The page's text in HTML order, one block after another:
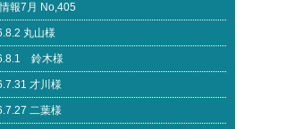
報7月 No,405
丸山様
鈴木様
才川様
二葉様